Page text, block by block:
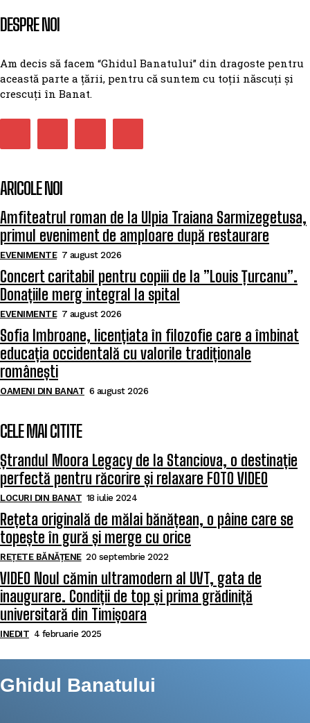
DESPRE NOI
Am decis să facem “Ghidul Banatului” din dragoste pentru
această parte a țării, pentru că suntem cu toții născuți și
crescuți în Banat.
ARICOLE NOI
Amfiteatrul roman de la Ulpia Traiana Sarmizegetusa,
primul eveniment de amploare după restaurare
EVENIMENTE 7 august 2026
Concert caritabil pentru copiii de la ”Louis Țurcanu”.
Donațiile merg integral la spital
EVENIMENTE 7 august 2026
Sofia Imbroane, licențiata în filozofie care a îmbinat
educația occidentală cu valorile tradiționale
românești
OAMENI DIN BANAT 6 august 2026
CELE MAI CITITE
Ștrandul Moora Legacy de la Stanciova, o destinație
perfectă pentru răcorire și relaxare FOTO VIDEO
LOCURI DIN BANAT 18 iulie 2024
Rețeta originală de mălai bănățean, o pâine care se
topește în gură și merge cu orice
REȚETE BĂNĂȚENE 20 septembrie 2022
VIDEO Noul cămin ultramodern al UVT, gata de
inaugurare. Condiții de top și prima grădiniță
universitară din Timișoara
INEDIT 4 februarie 2025
Ghidul Banatului